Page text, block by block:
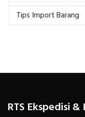
Tips Import Barang
RTS Ekspedisi